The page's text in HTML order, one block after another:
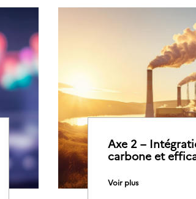
Axe 2 –
carbone et
Voir plus